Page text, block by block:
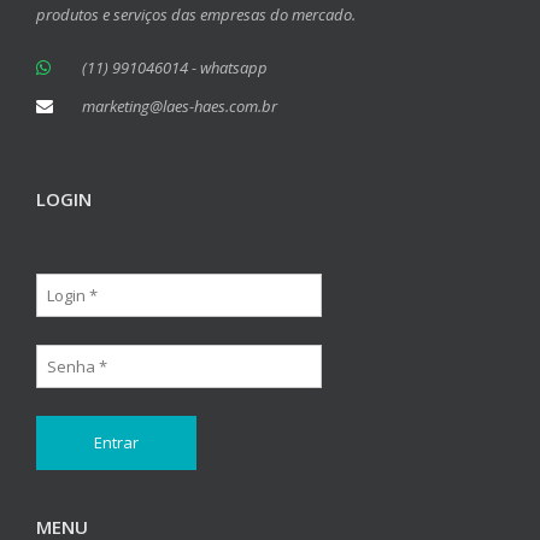
produtos e serviços das empresas do mercado.
(11) 991046014 - whatsapp
marketing@laes-haes.com.br
LOGIN
MENU